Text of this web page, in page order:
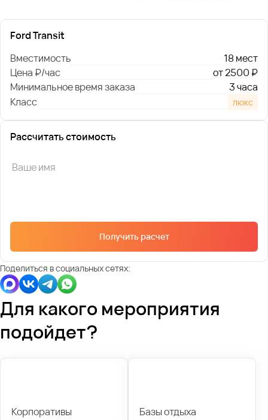
Ford Transit
Вместимость
18 мест
Цена ₽/час
от 2500 ₽
Минимальное время заказа
3 часа
Класс
люкс
Рассчитать стоимость
Получить расчет
Поделиться в социальных сетях:
Для какого мероприятия
подойдет?
Корпоративы Базы отдыха